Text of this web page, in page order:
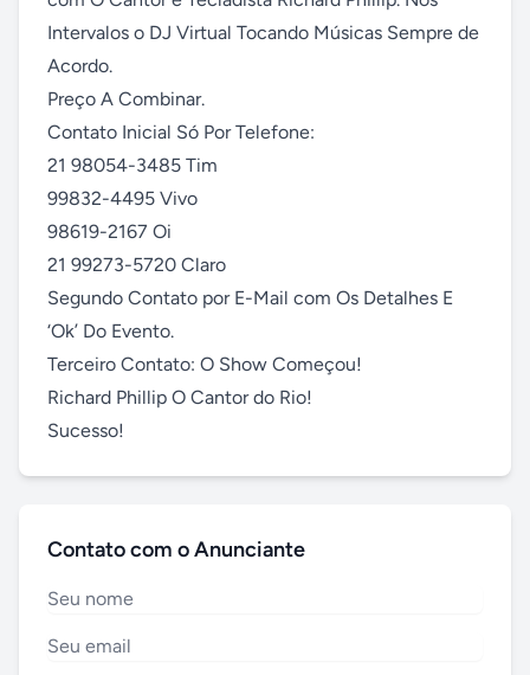
Intervalos o DJ Virtual Tocando Músicas Sempre de
Acordo.
Preço A Combinar.
Contato Inicial Só Por Telefone:
21 98054-3485 Tim
99832-4495 Vivo
98619-2167 Oi
21 99273-5720 Claro
Segundo Contato por E-Mail com Os Detalhes E
‘Ok’ Do Evento.
Terceiro Contato: O Show Começou!
Richard Phillip O Cantor do Rio!
Sucesso!
Contato com o Anunciante